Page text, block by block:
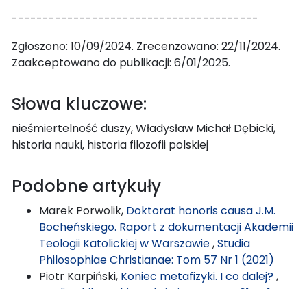
----------------------------------------
Zgłoszono: 10/09/2024. Zrecenzowano: 22/11/2024.
Zaakceptowano do publikacji: 6/01/2025.
Słowa kluczowe:
nieśmiertelność duszy, Władysław Michał Dębicki,
historia nauki, historia filozofii polskiej
Podobne artykuły
Marek Porwolik, Doktorat honoris causa J.M.
Bocheńskiego. Raport z dokumentacji Akademii
Teologii Katolickiej w Warszawie,Studia
Philosophiae Christianae: Tom 57 Nr 1 (2021)
Piotr Karpiński, Koniec metafizyki. I co dalej?,